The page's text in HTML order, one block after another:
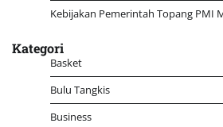
Kebijakan Pemerintah Topang PMI
Kategori
Basket
Bulu Tangkis
Business